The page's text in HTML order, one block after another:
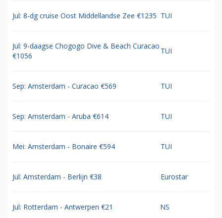
Jul: 8-dg cruise Oost Middellandse Zee €1235 TUI
Jul: 9-daagse Chogogo Dive & Beach Curacao
€1056
TUI
Sep: Amsterdam - Curacao €569 TUI
Sep: Amsterdam - Aruba €614 TUI
Mei: Amsterdam - Bonaire €594 TUI
Jul: Amsterdam - Berlijn €38 Eurostar
Jul: Rotterdam - Antwerpen €21 NS